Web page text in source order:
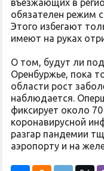
въезжающих в
обязателен режим
Этого избегают
имеют на руках
О том, будут ли
Оренбуржье, пока
области рост
наблюдается.
фиксирует около
коронавирусной
разгар пандемии
аэропорту и на